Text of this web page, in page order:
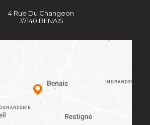
4 Rue Du Changeon
37140 BENAIS